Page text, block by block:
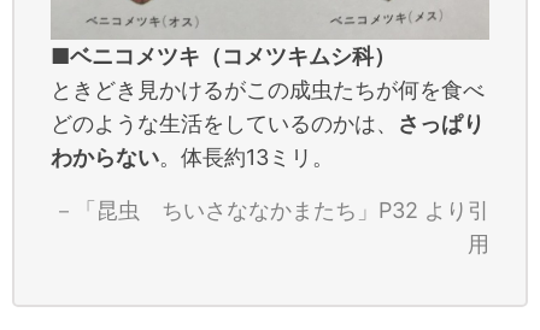
■ベニコメツキ（コメツキムシ科）
ときどき見かけるがこの成虫たちが何を食べ
どのような生活をしているのかは、 さっぱり
わからない。体長約13ミリ。
－「昆虫 ちいさななかまたち」P32 より引
用